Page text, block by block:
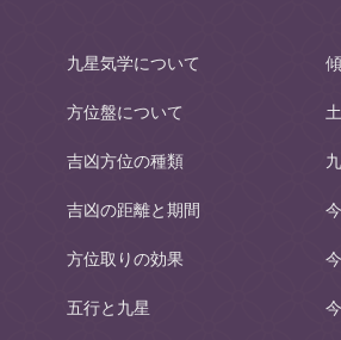
九星気学について
方位盤について
吉凶方位の種類
吉凶の距離と期間
方位取りの効果
五行と九星